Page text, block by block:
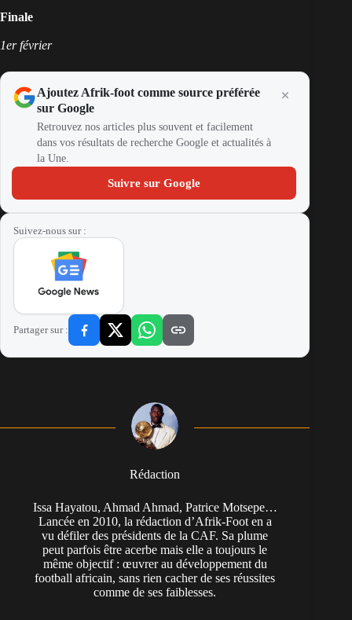
Finale
1er février
Ajoutez Afrik-foot comme source préférée
sur Google
Retrouvez nos articles plus souvent et facilement
dans vos résultats de recherche Google et actualités à
la Une.
Suivre sur Google
Suivez-nous sur :
Partager sur :
Rédaction
Issa Hayatou, Ahmad Ahmad, Patrice Motsepe…
Lancée en 2010, la rédaction d’Afrik-Foot en a
vu défiler des présidents de la CAF. Sa plume
peut parfois être acerbe mais elle a toujours le
même objectif : œuvrer au développement du
football africain, sans rien cacher de ses réussites
comme de ses faiblesses.